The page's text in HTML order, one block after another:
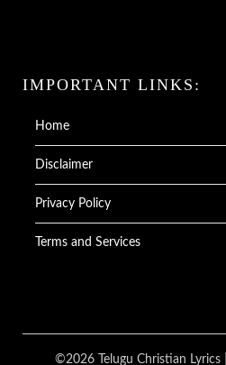
IMPORTANT LINKS:
Home
Disclaimer
Privacy Policy
Terms and Services
©2026 Telugu Christian Lyrics